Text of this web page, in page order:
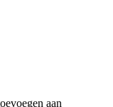
aan